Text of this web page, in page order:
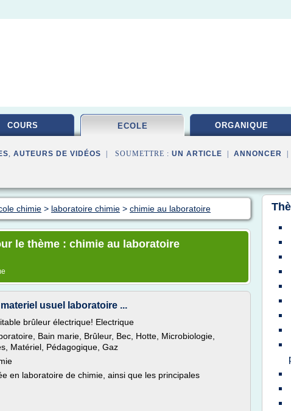
COURS ECOLE ORGANIQUE
, AUTEURS DE VIDÉOS | SOUMETTRE : UN ARTICLE ANNONCER
chimie > laboratoire chimie > chimie au laboratoire
le thème : chimie au laboratoire
usuel laboratoire ...
brûleur électrique! Electrique
Bain marie, Brûleur, Bec, Hotte, Microbiologie,
Matériel, Pédagogique, Gaz
en laboratoire de chimie, ainsi que les principales